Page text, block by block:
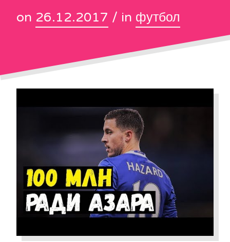
on 26.12.2017 / in футбол